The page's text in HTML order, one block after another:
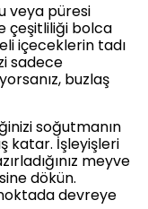
veya püresi
çeşitliliği bolca
içeceklerin tadı
sadece
buzlaş
soğutmanın
katar. İşleyişleri
meyve
dökün.
devreye